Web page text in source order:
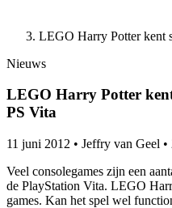
LEGO Harry Potter kent
Nieuws
LEGO Harry Potter
PS Vita
11 juni 2012 • Jeffry van Geel •
Veel consolegames zijn een
de PlayStation Vita. LEGO
games. Kan het spel wel